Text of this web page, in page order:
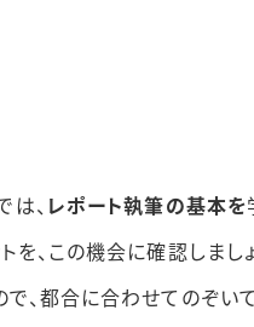
、 レポート執筆の基本を
、この機会に確認しまし
で、都合に合わせてのぞい